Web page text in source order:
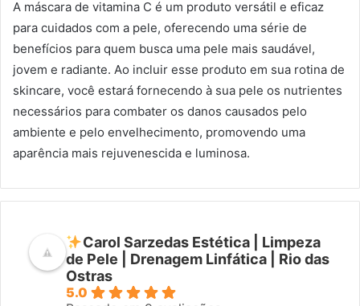
A máscara de vitamina C é um produto versátil e eficaz
para cuidados com a pele, oferecendo uma série de
benefícios para quem busca uma pele mais saudável,
jovem e radiante. Ao incluir esse produto em sua rotina de
skincare, você estará fornecendo à sua pele os nutrientes
necessários para combater os danos causados pelo
ambiente e pelo envelhecimento, promovendo uma
aparência mais rejuvenescida e luminosa.
Carol Sarzedas Estética | Limpeza
de Pele | Drenagem Linfática | Rio das
Ostras
5.0